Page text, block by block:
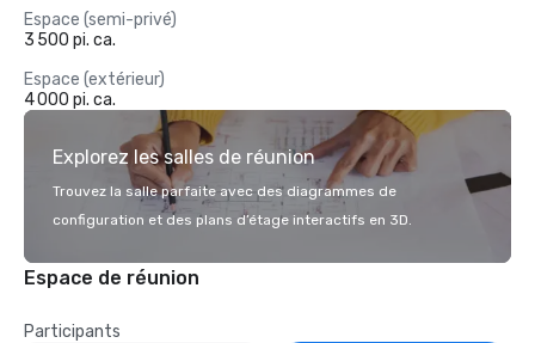
Espace (semi-privé)
3 500 pi. ca.
Espace (extérieur)
4 000 pi. ca.
Explorez les salles de réunion
Trouvez la salle parfaite avec des diagrammes de
configuration et des plans d’étage interactifs en 3D.
Espace de réunion
Participants